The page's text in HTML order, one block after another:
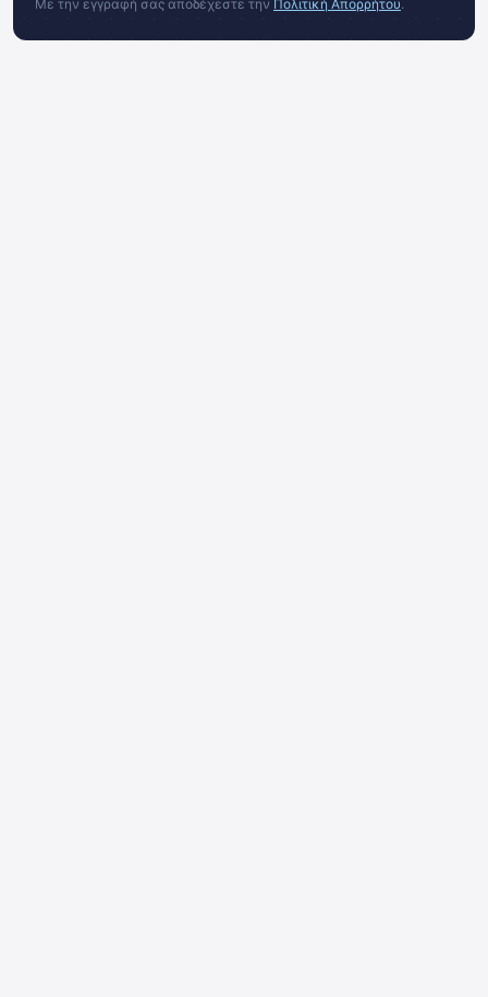
Με την εγγραφή σας αποδέχεστε την Πολιτική Απορρήτου.